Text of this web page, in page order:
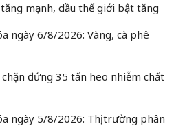
mạnh, dầu thế giới bật tăng
ngày 6/8/2026: Vàng, cà phê
đứng 35 tấn heo nhiễm chất
ngày 5/8/2026: Thị trường phân